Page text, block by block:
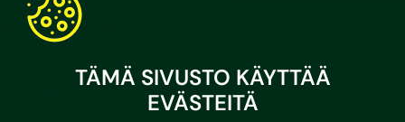
TÄMÄ SIVUSTO KÄYTTÄÄ
EVÄSTEITÄ
Kunnossapitotarveselvitys ja usein
Mikä on kunnossapitotarveselvitys?
Kunnossapitotarveselvityksellä tarkoitetaan listausta